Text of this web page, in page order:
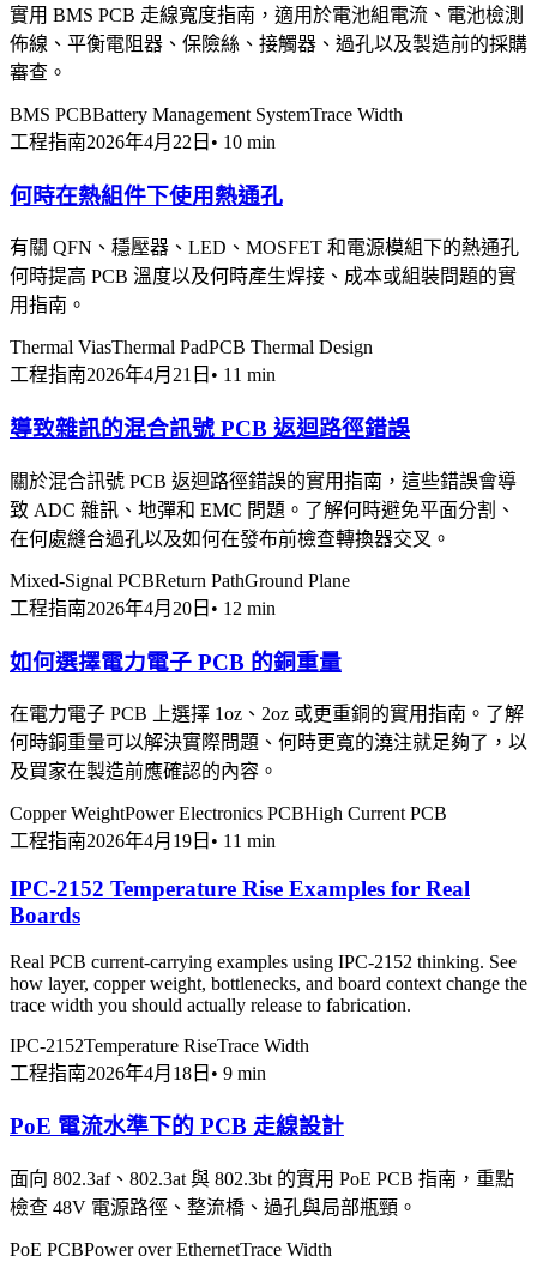
實用 BMS PCB 走線寬度指南，適用於電池組電流、電池檢測
佈線、平衡電阻器、保險絲、接觸器、過孔以及製造前的採購
審查。
BMS PCBBattery Management SystemTrace Width
工程指南2026年4月22日 • 10 min
何時在熱組件下使用熱通孔
有關 QFN、穩壓器、LED、MOSFET 和電源模組下的熱通孔
何時提高 PCB 溫度以及何時產生焊接、成本或組裝問題的實
用指南。
Thermal ViasThermal PadPCB Thermal Design
工程指南2026年4月21日 • 11 min
導致雜訊的混合訊號 PCB 返迴路徑錯誤
關於混合訊號 PCB 返迴路徑錯誤的實用指南，這些錯誤會導
致 ADC 雜訊、地彈和 EMC 問題。了解何時避免平面分割、
在何處縫合過孔以及如何在發布前檢查轉換器交叉。
Mixed-Signal PCBReturn PathGround Plane
工程指南2026年4月20日 • 12 min
如何選擇電力電子 PCB 的銅重量
在電力電子 PCB 上選擇 1oz、2oz 或更重銅的實用指南。了解
何時銅重量可以解決實際問題、何時更寬的澆注就足夠了，以
及買家在製造前應確認的內容。
Copper WeightPower Electronics PCBHigh Current PCB
工程指南2026年4月19日 • 11 min
IPC-2152 Temperature Rise Examples for Real
Boards
Real PCB current-carrying examples using IPC-2152 thinking. See
how layer, copper weight, bottlenecks, and board context change the
trace width you should actually release to fabrication.
IPC-2152Temperature RiseTrace Width
工程指南2026年4月18日 • 9 min
PoE 電流水準下的 PCB 走線設計
面向 802.3af、802.3at 與 802.3bt 的實用 PoE PCB 指南，重點
檢查 48V 電源路徑、整流橋、過孔與局部瓶頸。
PoE PCBPower over EthernetTrace Width